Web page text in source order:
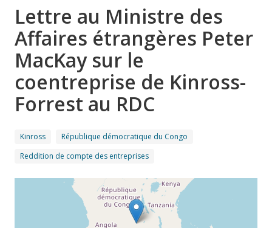
Lettre au Ministre des
Affaires étrangères Peter
MacKay sur le
coentreprise de Kinross-
Forrest au RDC
Kinross
République démocratique du Congo
Reddition de compte des entreprises